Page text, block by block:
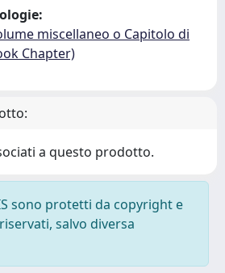
miscellaneo o Capitolo di
Chapter)
a questo prodotto.
sono protetti da copyright e
salvo diversa